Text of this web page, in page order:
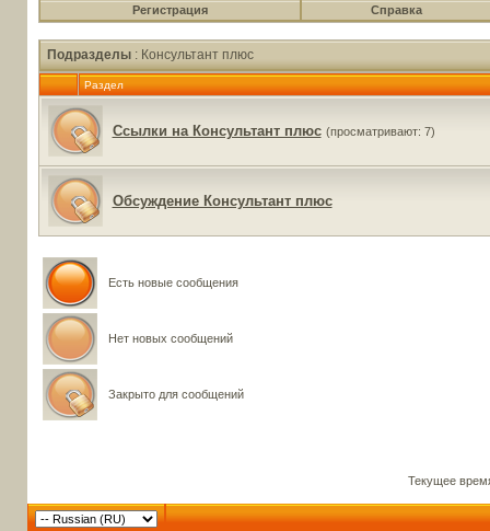
Регистрация Справка
Подразделы: Консультант плюс
Раздел
Ссылки на Консультант плюс (просматривают: 7)
Обсуждение Консультант плюс
Есть новые сообщения
Нет новых сообщений
Закрыто для сообщений
Текущее